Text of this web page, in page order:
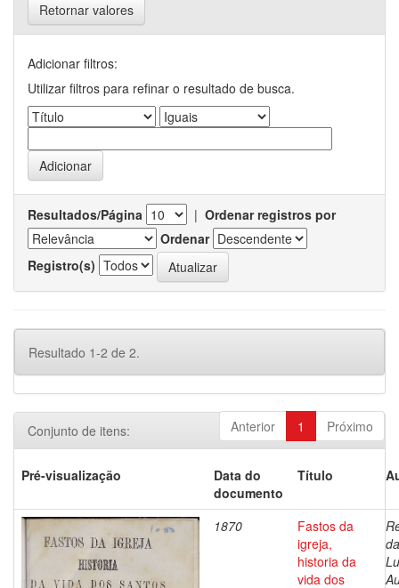
Retornar valores
Adicionar filtros:
Utilizar filtros para refinar o resultado de busca.
Resultados/Página | Ordenar registros por
Ordenar
Registro(s)
Resultado 1-2 de 2.
Anterior 1 Próximo
Conjunto de itens:
Pré-visualização
Data do
documento
Título
1870
Fastos da
igreja,
historia da
vida dos